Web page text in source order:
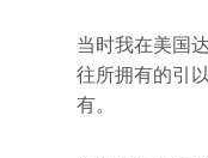
当时我在美国
往所拥有的引
有。